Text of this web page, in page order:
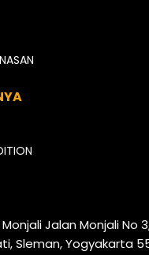
Jalan Monjali No
Sleman, Yogyakarta